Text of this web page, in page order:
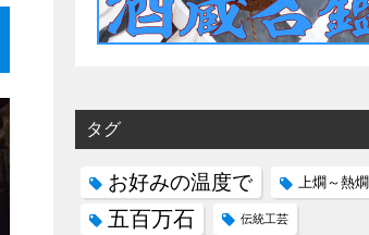
タグ
お好みの温度で 上燗～熱燗
五百万石 伝統工芸